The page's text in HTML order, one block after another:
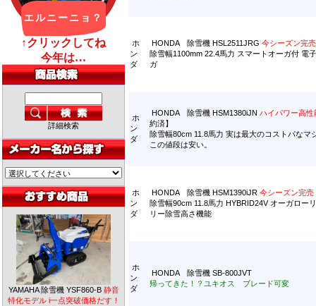
詳細検索
YAMAHA 除雪機 YSF860-B 静音
特化モデル i一点突破価格だす！
ホ
ン
ダ
HONDA 除雪機 HSL2511JRG 今シーズン完売
除雪幅1100mm 22.4馬力 スマートオーガ付 電
ガ
ホ
ン
ダ
HONDA 除雪機 HSM1380iJN ハイパワー高性
約済】
除雪幅80cm 11.8馬力 実は最大のコストパなマ
この値段は安い。
ホ
ン
ダ
HONDA 除雪機 HSM1390iJR 今シーズン完売
除雪幅90cm 11.8馬力 HYBRID24V オーガロー
リー除雪高さ機能
ホ
ン
ダ
HONDA 除雪機 SB-800JVT
帰ってきた！？ユキオス ブレード可変